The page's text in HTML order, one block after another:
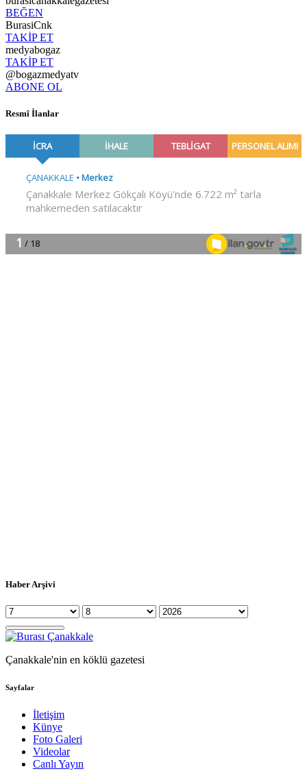
BEĞEN
BurasiCnk
TAKİP ET
medyabogaz
TAKİP ET
@bogazmedyatv
ABONE OL
Resmî İlanlar
Haber Arşivi
Çanakkale'nin en köklü gazetesi
Sayfalar
İletişim
Künye
Foto Galeri
Videolar
Canlı Yayın